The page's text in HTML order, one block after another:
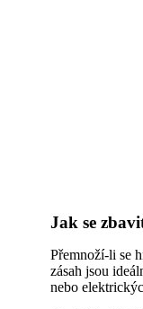
Jak se
Přemnoží-li se
zásah jsou
nebo